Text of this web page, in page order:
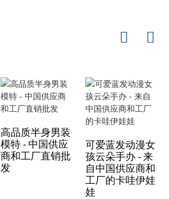
高品质半身男装
模特 - 中国供应
商和工厂直销批
发
可爱蓝发动漫女
孩云朵手办 - 来
自中国供应商和
工厂的卡哇伊娃
娃